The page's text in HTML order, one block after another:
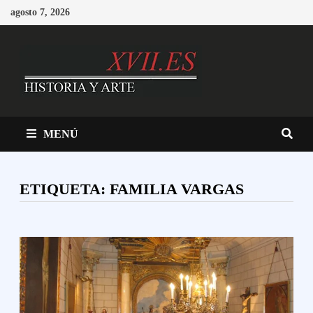
Saltar
al
agosto 7, 2026
MENÚ
ETIQUETA:FAMILIA VARGAS